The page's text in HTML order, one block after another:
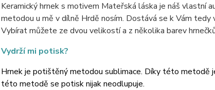
Keramický hrnek s motivem Mateřská láska je náš vlastní
metodou u mě v dílně Hrdě nosím. Dostává se k Vám
Vybírat můžete ze dvou velikostí a z několika barev
Vydrží mi potisk?
Hrnek je potištěný metodou sublimace. Díky této metodě
této metodě se potisk nijak neodlupuje.